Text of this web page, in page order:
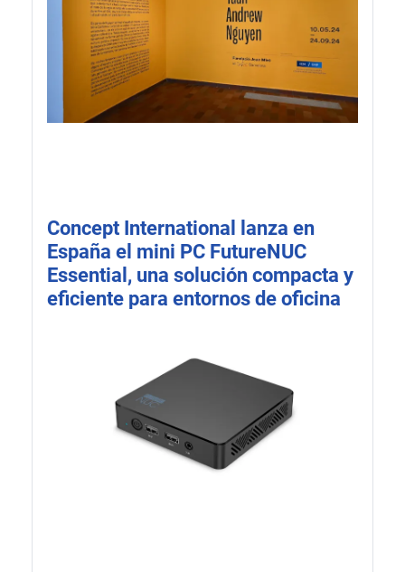
Concept International lanza en
España el mini PC FutureNUC
Essential, una solución compacta y
eficiente para entornos de oficina